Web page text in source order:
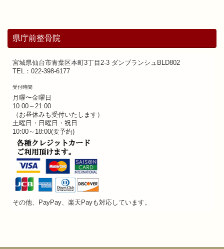
県庁前整骨院
宮城県仙台市青葉区本町3丁目2-3 ダンブランシュBLD802
TEL：022-398-6177
受付時間
月曜〜金曜日
10:00～21:00
（お昼休みも受付いたします）
土曜日・日曜日・祝日
10:00～18:00(要予約)
その他、PayPay、楽天Payも対応しています。